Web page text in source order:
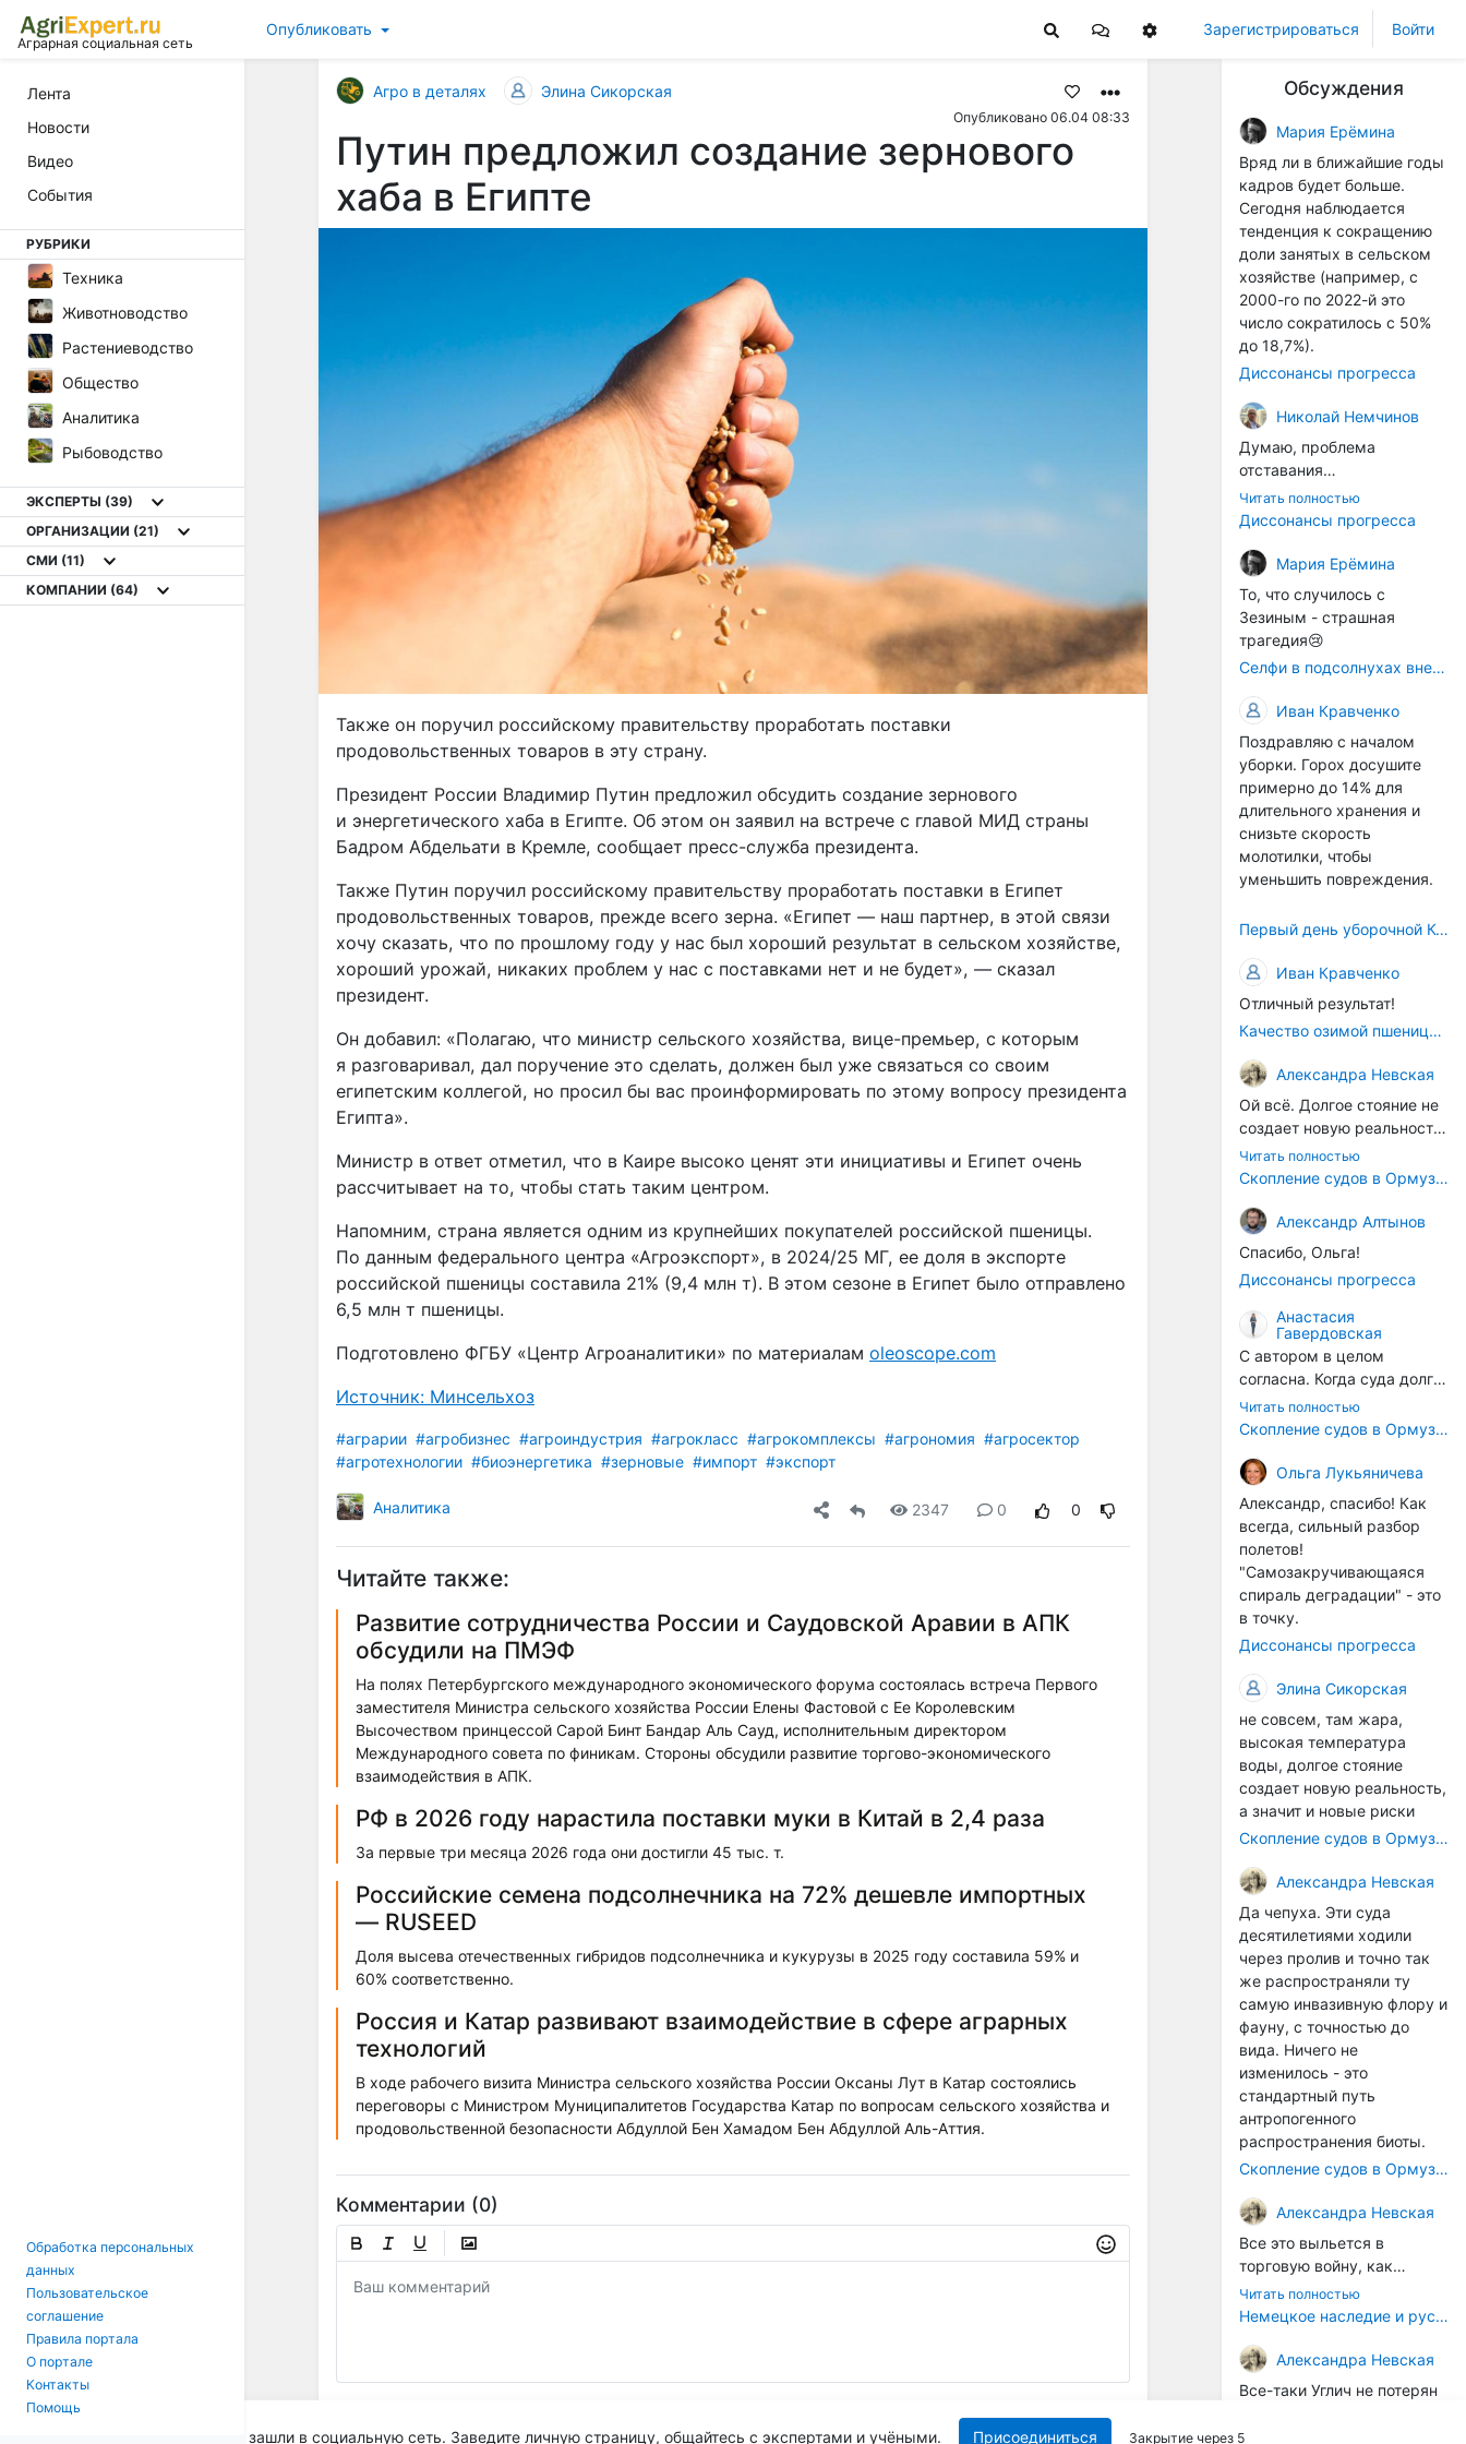
Аграрная социальная сеть
Опубликовать Зарегистрироваться Войти
Лента
Новости
Видео
События
РУБРИКИ
Техника
Животноводство
Растениеводство
Общество
Аналитика
Рыбоводство
ЭКСПЕРТЫ (39)
ОРГАНИЗАЦИИ (21)
СМИ (11)
КОМПАНИИ (64)
Обработка персональных
данных
Пользовательское
соглашение
Правила портала
О портале
Контакты
Помощь
Агро в деталях Элина Сикорская
Опубликовано 06.04 08:33
Путин предложил создание зернового
хаба в Египте
Также он поручил российскому правительству проработать поставки
продовольственных товаров в эту страну.
Президент России Владимир Путин предложил обсудить создание зернового
и энергетического хаба в Египте. Об этом он заявил на встрече с главой МИД страны
Бадром Абдельати в Кремле, сообщает пресс-служба президента.
Также Путин поручил российскому правительству проработать поставки в Египет
продовольственных товаров, прежде всего зерна. «Египет — наш партнер, в этой связи
хочу сказать, что по прошлому году у нас был хороший результат в сельском хозяйстве,
хороший урожай, никаких проблем у нас с поставками нет и не будет», — сказал
президент.
Он добавил: «Полагаю, что министр сельского хозяйства, вице-премьер, с которым
я разговаривал, дал поручение это сделать, должен был уже связаться со своим
египетским коллегой, но просил бы вас проинформировать по этому вопросу президента
Египта».
Министр в ответ отметил, что в Каире высоко ценят эти инициативы и Египет очень
рассчитывает на то, чтобы стать таким центром.
Напомним, страна является одним из крупнейших покупателей российской пшеницы.
По данным федерального центра «Агроэкспорт», в 2024/25 МГ, ее доля в экспорте
российской пшеницы составила 21% (9,4 млн т). В этом сезоне в Египет было отправлено
6,5 млн т пшеницы.
Подготовлено ФГБУ «Центр Агроаналитики» по материалам oleoscope.com
Источник: Минсельхоз
#аграрии #агробизнес #агроиндустрия #агрокласс #агрокомплексы #агрономия #агросектор
#агротехнологии #биоэнергетика #зерновые #импорт #экспорт
Аналитика 2347 0 0
Читайте также:
Развитие сотрудничества России и Саудовской Аравии в АПК
обсудили на ПМЭФ
На полях Петербургского международного экономического форума состоялась встреча Первого
заместителя Министра сельского хозяйства России Елены Фастовой с Ее Королевским
Высочеством принцессой Сарой Бинт Бандар Аль Сауд, исполнительным директором
Международного совета по финикам. Стороны обсудили развитие торгово-экономического
взаимодействия в АПК.
РФ в 2026 году нарастила поставки муки в Китай в 2,4 раза
За первые три месяца 2026 года они достигли 45 тыс. т.
Российские семена подсолнечника на 72% дешевле импортных
— RUSEED
Доля высева отечественных гибридов подсолнечника и кукурузы в 2025 году составила 59% и
60% соответственно.
Россия и Катар развивают взаимодействие в сфере аграрных
технологий
В ходе рабочего визита Министра сельского хозяйства России Оксаны Лут в Катар состоялись
переговоры с Министром Муниципалитетов Государства Катар по вопросам сельского хозяйства и
продовольственной безопасности Абдуллой Бен Хамадом Бен Абдуллой Аль-Аттия.
Комментарии (0)
Отправить
Обсуждения
Мария Ерёмина
Вряд ли в ближайшие годы
кадров будет больше.
Сегодня наблюдается
тенденция к сокращению
доли занятых в сельском
хозяйстве (например, с
2000-го по 2022-й это
число сократилось с 50%
до 18,7%).
Диссонансы прогресса
Николай Немчинов
Думаю, проблема
отставания
технологичности
оборудования в
окажется связана с
кадрами. Их надо будет
все больше, чтобы
затыкать
образовывающиеся
технологические дыры. И
это в рамках
существующих реалий для
людей принимающих
решения как раз хорошо,
само село окажется при
деле, да и количество
задействованных в
сельхозпоризводстве
кадров таким образом
Читать полностью
Диссонансы прогресса
Мария Ерёмина
То, что случилось с
Зезиным - страшная
трагедия😢
Селфи в подсолнухах вне закона: За проникновение на сельхозземли без разрешения хотят штрафовать
Иван Кравченко
Поздравляю с началом
уборки. Горох досушите
примерно до 14% для
длительного хранения и
снизьте скорость
молотилки, чтобы
уменьшить повреждения.
Первый день уборочной Компании 2026🫡Считаю открытым.
Иван Кравченко
Отличный результат!
Качество озимой пшеницы 2026 год
Александра Невская
Ой всё. Долгое стояние не
создает новую реальность.
Морские организмы всегда
накапливаются на судах.
на чистку от тех самых
организмов. И год за
годом, век за веком суда
разносят эти самые
организмы по пути
следования.
Читать полностью
Скопление судов в Ормузском проливе грозит катастрофическим распространением инвазивных видов
Александр Алтынов
Спасибо, Ольга!
Диссонансы прогресса
Анастасия
Гавердовская
С автором в целом
согласна. Когда суда долго
стоят в теплой воде, на их
корпусах активно
организмы, и потом они
могут быть перенесены в
другие регионы. Поэтому
проблема вполне реальная
— просто я бы говорила не
о неизбежной катастрофе,
а о повышенном риске,
который нельзя
игнорировать. А так да 👍
Читать полностью
Скопление судов в Ормузском проливе грозит катастрофическим распространением инвазивных видов
Ольга Лукьяничева
Александр, спасибо! Как
всегда, сильный разбор
полетов!
"Самозакручивающаяся
спираль деградации" - это
в точку.
Диссонансы прогресса
Элина Сикорская
не совсем, там жара,
высокая температура
воды, долгое стояние
создает новую реальность,
а значит и новые риски
Скопление судов в Ормузском проливе грозит катастрофическим распространением инвазивных видов
Александра Невская
Да чепуха. Эти суда
десятилетиями ходили
через пролив и точно так
же распространяли ту
самую инвазивную флору и
фауну, с точностью до
вида. Ничего не
изменилось - это
стандартный путь
антропогенного
распространения биоты.
Скопление судов в Ормузском проливе грозит катастрофическим распространением инвазивных видов
Александра Невская
Все это выльется в
торговую войну, как
печально известная война
за Адыгейский сыр. Собаки
Когда региональный
продукт начнут делать
многие мастера региона, а
Читать полностью
Немецкое наследие и русский характер: история колбасного дела в Российской империи
Александра Невская
Все-таки Углич не потерян
институт сыроделия
Вы зашли в социальную сеть. Заведите личную страницу, общайтесь с экспертами и учёными. Присоединиться Закрытие через 4